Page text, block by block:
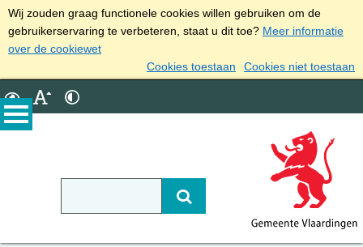
Wij zouden graag functionele cookies willen gebruiken om de
gebruikerservaring te verbeteren, staat u dit toe? Meer informatie
over de cookiewet
Cookies toestaan
Cookies niet toestaan